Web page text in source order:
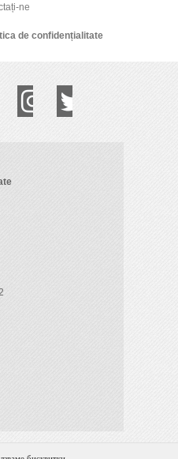
ne
de confidențialitate